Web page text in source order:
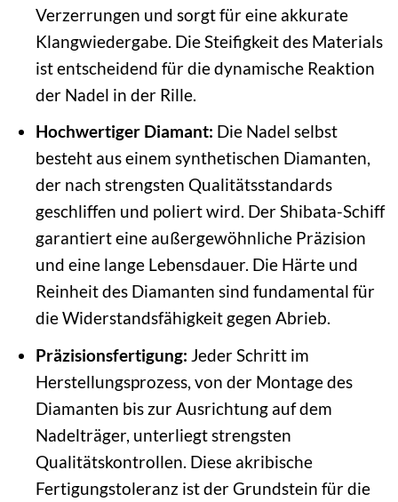
Verzerrungen und sorgt für eine akkurate
Klangwiedergabe. Die Steifigkeit des Materials
ist entscheidend für die dynamische Reaktion
der Nadel in der Rille.
Hochwertiger Diamant: Die Nadel selbst
besteht aus einem synthetischen Diamanten,
der nach strengsten Qualitätsstandards
geschliffen und poliert wird. Der Shibata-Schiff
garantiert eine außergewöhnliche Präzision
und eine lange Lebensdauer. Die Härte und
Reinheit des Diamanten sind fundamental für
die Widerstandsfähigkeit gegen Abrieb.
Präzisionsfertigung: Jeder Schritt im
Herstellungsprozess, von der Montage des
Diamanten bis zur Ausrichtung auf dem
Nadelträger, unterliegt strengsten
Qualitätskontrollen. Diese akribische
Fertigungstoleranz ist der Grundstein für die